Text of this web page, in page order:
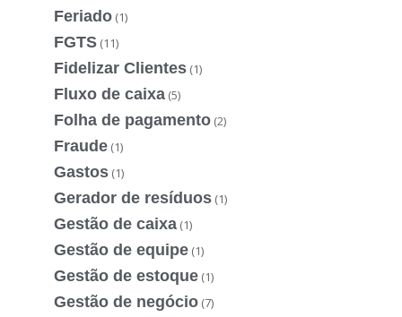
Feriado (1)
FGTS (11)
Fidelizar Clientes (1)
Fluxo de caixa (5)
Folha de pagamento (2)
Fraude (1)
Gastos (1)
Gerador de resíduos (1)
Gestão de caixa (1)
Gestão de equipe (1)
Gestão de estoque (1)
Gestão de negócio (7)